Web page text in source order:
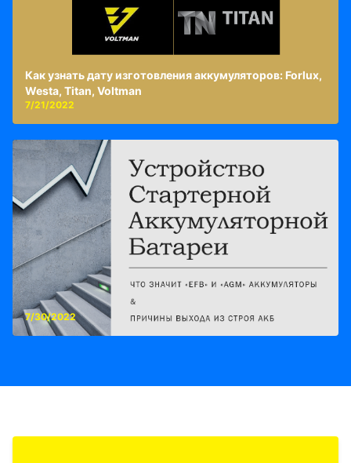
Как узнать дату изготовления аккумуляторов: Forlux,
Westa, Titan, Voltman
7/21/2022
7/30/2022